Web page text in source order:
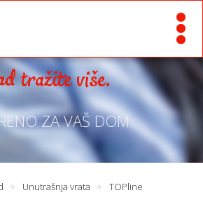
tražite više.
ZA VAŠ DOM.
Unutrašnja vrata TOPline